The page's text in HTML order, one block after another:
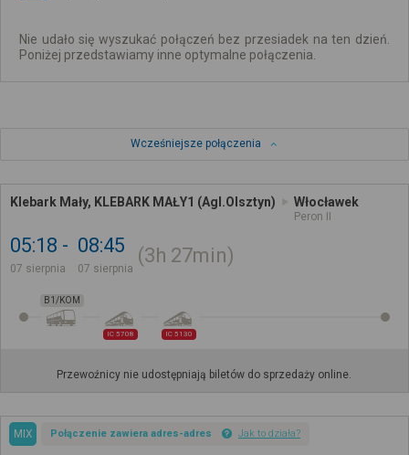
Nie udało się wyszukać połączeń bez przesiadek na ten dzień.
Poniżej przedstawiamy inne optymalne połączenia.
Wcześniejsze połączenia
Klebark Mały, KLEBARK MAŁY1 (Agl.Olsztyn) Włocławek
Peron II
05:18
07 sierpnia
08:45
07 sierpnia
3h 27min
B1/KOM
IC 5708 IC 5130
Przewoźnicy nie udostępniają biletów do sprzedaży online.
MIX Połączenie zawiera adres-adres Jak to działa?